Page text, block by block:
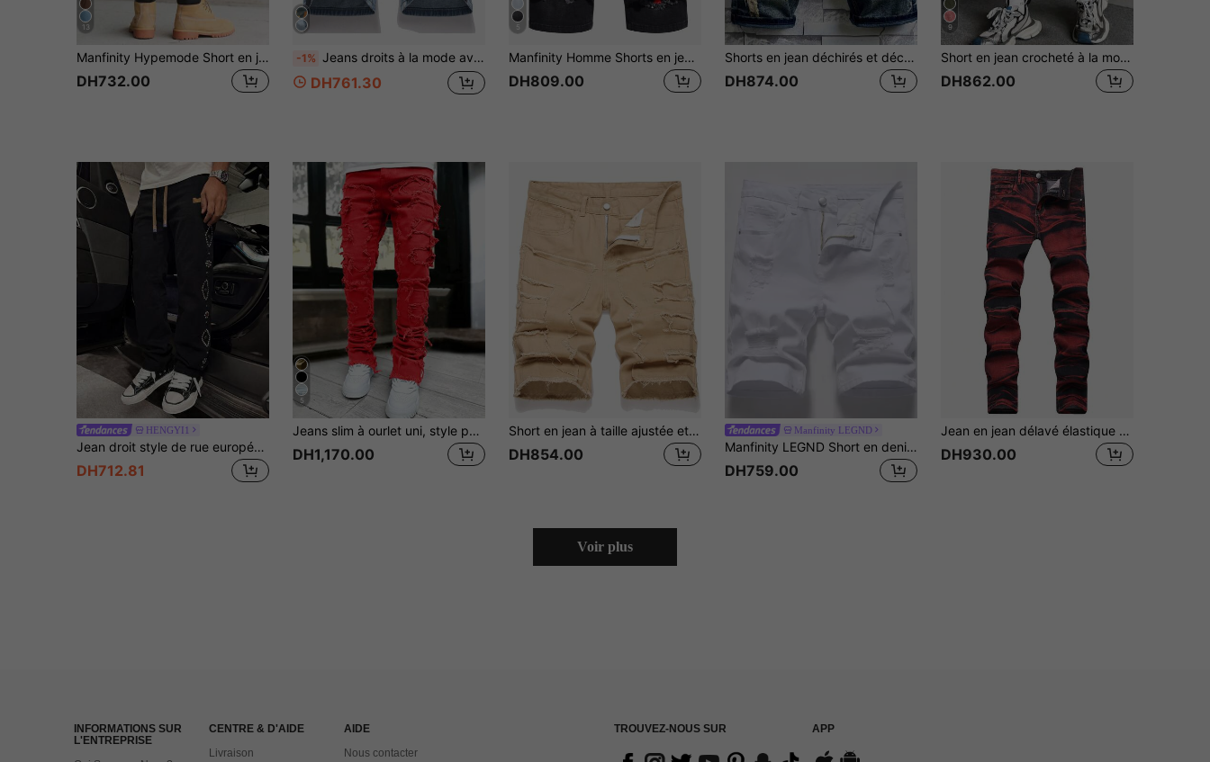
13
Manfinity Hypemode Short en jean rouge cargo multi-poches décontracté streetwear pour hommes
DH732.00
-1% Jeans droits à la mode avec éclaboussures de peinture pour les jeunes, shorts en jean délavé et déchiré sans stretch
DH761.30
5
Manfinity Homme Shorts en jean délavés et déchirés pour hommes, shorts en jean unis noirs. Pour le mari, les cadeaux pour le petit ami
DH809.00
Shorts en jean déchirés et décontractés, coupe slim ajustée, jambe droite, pour hommes
DH874.00
9
Short en jean crocheté à la mode pour hommes
DH862.00
HENGYI1
Jean droit style de rue européen & américain avec ornements latéraux en strass lourds & perles, décoration en cristal rouge, pantalon long de style luxe polyvalent avec ceinture élastique
DH712.81
5
Jeans slim à ourlet uni, style punk
DH1,170.00
Short en jean à taille ajustée et à franges de couleur unie pour homme
DH854.00
Manfinity LEGND
Manfinity LEGND Short en denim déchiré en coton pour homme, jorts simples tous blancs avec une touche vintage pour les vacances avec les amis
DH759.00
Jean en jean délavé élastique tie-dye pour hommes, polyvalent
DH930.00
Voir plus
INFORMATIONS SUR
L'ENTREPRISE
CENTRE & D'AIDE
Livraison
AIDE
Nous contacter
TROUVEZ-NOUS SUR APP